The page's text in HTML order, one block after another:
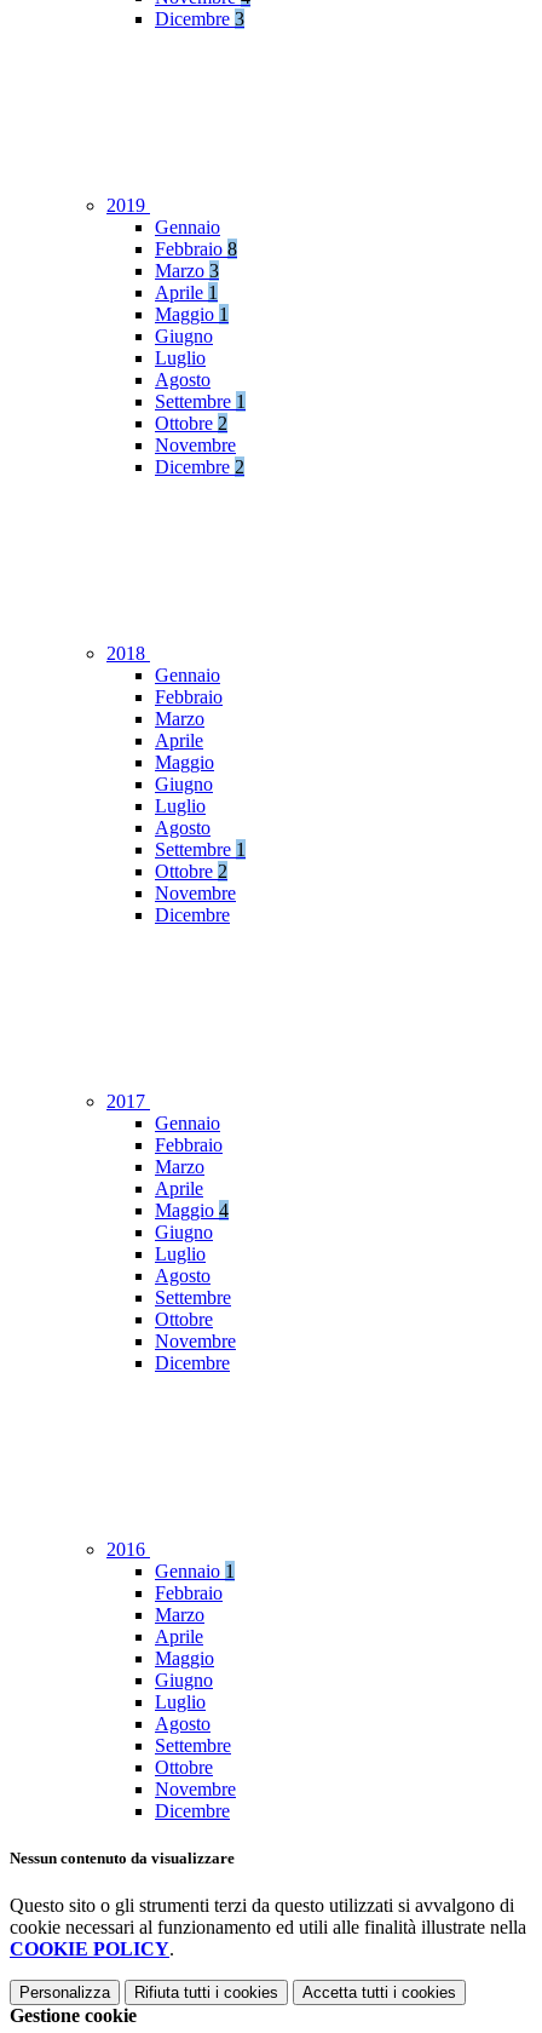
Dicembre 3
2019
Gennaio
Febbraio 8
Marzo 3
Aprile 1
Maggio 1
Giugno
Luglio
Agosto
Settembre 1
Ottobre 2
Novembre
Dicembre 2
2018
Gennaio
Febbraio
Marzo
Aprile
Maggio
Giugno
Luglio
Agosto
Settembre 1
Ottobre 2
Novembre
Dicembre
2017
Gennaio
Febbraio
Marzo
Aprile
Maggio 4
Giugno
Luglio
Agosto
Settembre
Ottobre
Novembre
Dicembre
2016
Gennaio 1
Febbraio
Marzo
Aprile
Maggio
Giugno
Luglio
Agosto
Settembre
Ottobre
Novembre
Dicembre
Nessun contenuto da visualizzare
Questo sito o gli strumenti terzi da questo utilizzati si avvalgono di
cookie necessari al funzionamento ed utili alle finalità illustrate nella
COOKIE POLICY.
Personalizza Rifiuta tutti i cookies Accetta tutti i cookies
Gestione cookie